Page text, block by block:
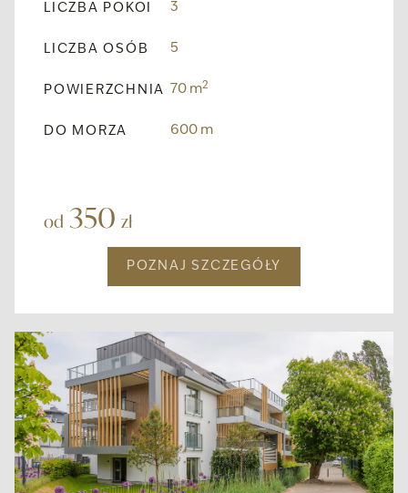
LICZBA POKOI 3
LICZBA OSÓB 5
POWIERZCHNIA 70 m2
DO MORZA 600 m
od 350 zł
POZNAJ SZCZEGÓŁY